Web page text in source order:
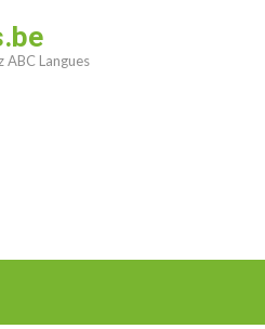
ABC Langues